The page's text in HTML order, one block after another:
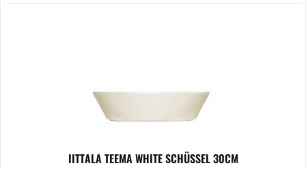
IITTALA TEEMA WHITE SCHÜSSEL 30CM